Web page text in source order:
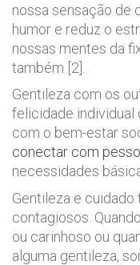
nossa sensação de
humor e reduz o
nossas mentes da
também [2].
Gentileza com os
felicidade individual
com o bem-estar
conectar com
necessidades
Gentileza e
contagiosos.
ou carinhoso ou
alguma gentileza,